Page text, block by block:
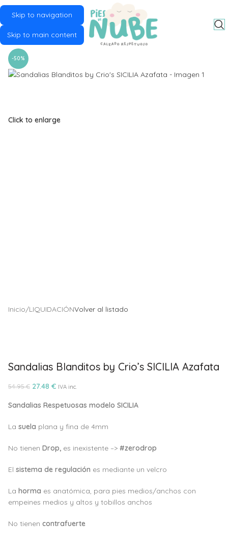
Skip to navigation
Skip to main content
-50%
Click to enlarge
Inicio/LIQUIDACIÓNVolver al listado
Sandalias Blanditos by Crio’s SICILIA Azafata
54.95€ 27.48 € IVA inc.
Sandalias Respetuosas modelo SICILIA
La suela plana y fina de 4mm
No tienen Drop, es inexistente –> #zerodrop
El sistema de regulación es mediante un velcro
La horma es anatómica, para pies medios/anchos con
empeines medios y altos y tobillos anchos
No tienen contrafuerte